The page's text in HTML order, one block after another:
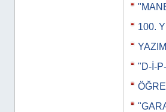
100.
"D-İ-